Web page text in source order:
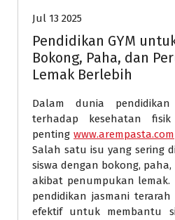
Jul 13 2025
Pendidikan GYM
Bokong, Paha, dan
Lemak Berlebih
Dalam dunia
terhadap kesehatan
penting www.arempasta.com
Salah satu isu yang sering
siswa dengan bokong,
akibat penumpukan lemak.
pendidikan jasmani
efektif untuk membantu